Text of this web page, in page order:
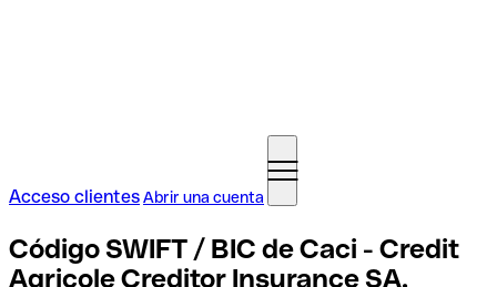
Acceso clientesAbrir una cuenta
Código SWIFT / BIC de Caci - Credit
Agricole Creditor Insurance SA,